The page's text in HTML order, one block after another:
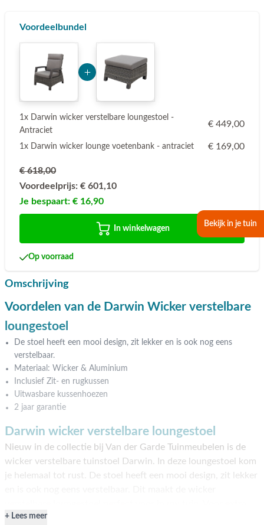
Bekijk in je tuin
Voordeelbundel
1x Darwin wicker verstelbare loungestoel -
Antraciet
€ 449,00
1x Darwin wicker lounge voetenbank - antraciet € 169,00
€ 618,00
Voordeelprijs: € 601,10
Je bespaart: € 16,90
In winkelwagen
Op voorraad
Omschrijving
Voordelen van de Darwin Wicker verstelbare
loungestoel
De stoel heeft een mooi design, zit lekker en is ook nog eens
verstelbaar.
Materiaal: Wicker & Aluminium
Inclusief Zit- en rugkussen
Uitwasbare kussenhoezen
2 jaar garantie
Darwin wicker verstelbare loungestoel
Nieuw in de collectie bij Van der Garde Tuinmeubelen is de
wicker verstelbare tuinstoel Darwin. In deze loungestoel kom
je helemaal tot rust. De stoel heeft een mooi design, zit lekker
comfort is er een bijpassende voetenbank verkrijgbaar. Deze
Lees meer